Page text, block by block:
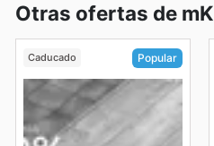
Otras ofertas de mK
Caducado Popular